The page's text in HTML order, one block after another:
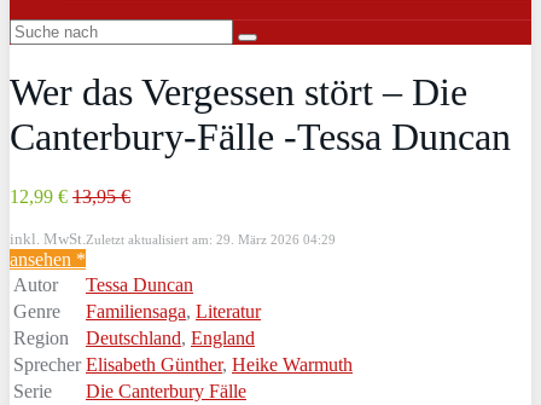
Wer das Vergessen stört – Die
Canterbury-Fälle -Tessa Duncan
12,99 € 13,95 €
inkl. MwSt. Zuletzt aktualisiert am: 29. März 2026 04:29
ansehen *
Autor
Tessa Duncan
Genre
Familiensaga, Literatur
Region
Deutschland, England
Sprecher Elisabeth Günther, Heike Warmuth
Serie
Die Canterbury Fälle